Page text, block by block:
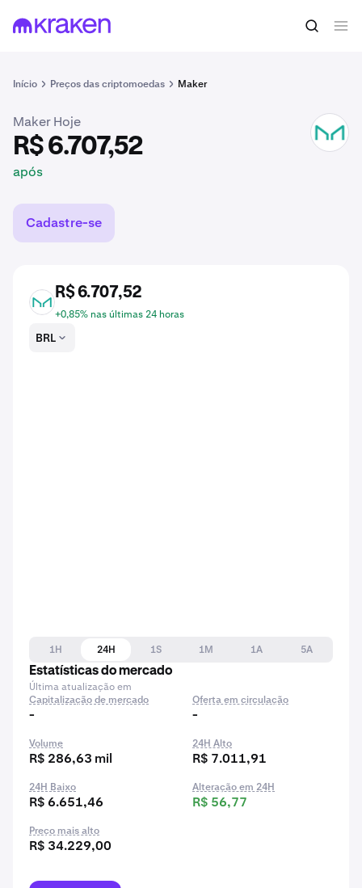
Início Preços das criptomoedas Maker
R$ 6.707,52 Comprar MKR
Maker Hoje
R$ 6.707,52
após
MKR
Cadastre-se
MKR
R$ 6.707,52
+0,85% nas últimas 24 horas
BRL
1H 24H 1S 1M 1A
5A
Estatísticas do mercado
Última atualização em
Capitalização de mercado
-
Oferta em circulação
-
Volume
R$ 286,63 mil
24H Alto
R$ 7.011,91
24H Baixo
R$ 6.651,46
Alteração em 24H
R$ 56,77
Preço mais alto
R$ 34.229,00